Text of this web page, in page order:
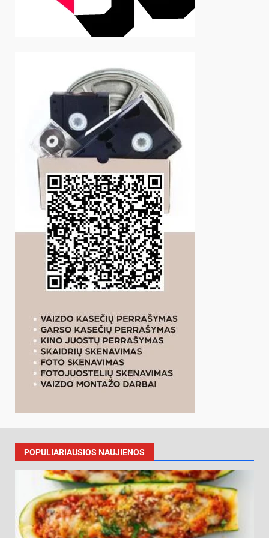
POPULIARIAUSIOS NAUJIENOS